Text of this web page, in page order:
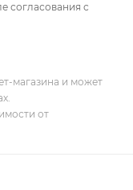
согласования с
магазина и может
от